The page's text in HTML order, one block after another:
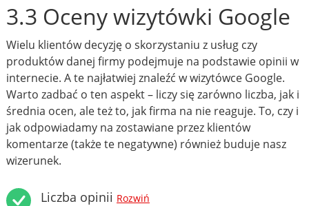
3.3 Oceny wizytówki Google
Wielu klientów decyzję o skorzystaniu z usług czy
produktów danej firmy podejmuje na podstawie opinii w
internecie. A te najłatwiej znaleźć w wizytówce Google.
Warto zadbać o ten aspekt – liczy się zarówno liczba, jak i
średnia ocen, ale też to, jak firma na nie reaguje. To, czy i
jak odpowiadamy na zostawiane przez klientów
komentarze (także te negatywne) również buduje nasz
wizerunek.
Liczba opinii Rozwiń